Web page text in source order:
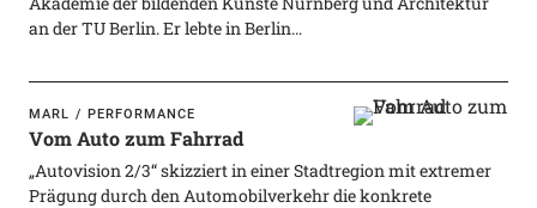
an der TU Berlin. Er lebte in Berlin…
MARL PERFORMANCE
Vom Auto zum Fahrrad
„Autovision 2/3“ skizziert in einer Stadtregion mit extremer
Prägung durch den Automobilverkehr die konkrete